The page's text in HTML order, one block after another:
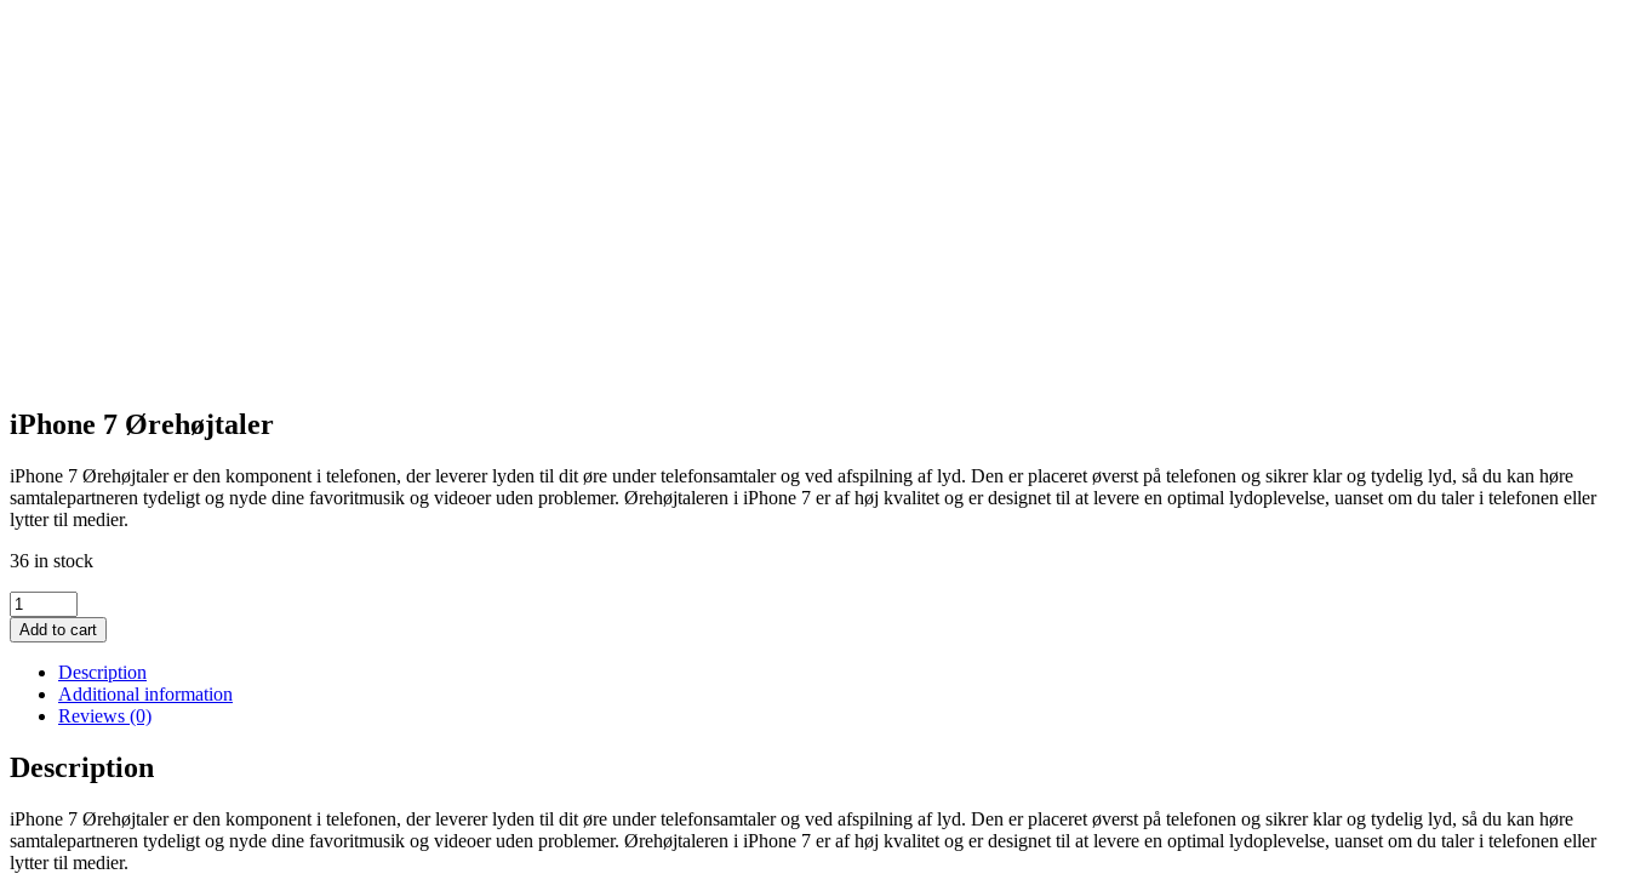
iPhone 7 Ørehøjtaler
iPhone 7 Ørehøjtaler er den komponent i telefonen, der leverer lyden til dit øre under telefonsamtaler og ved afspilning af lyd. Den er placeret øverst på telefonen og sikrer klar og tydelig lyd, så du kan høre
samtalepartneren tydeligt og nyde dine favoritmusik og videoer uden problemer. Ørehøjtaleren i iPhone 7 er af høj kvalitet og er designet til at levere en optimal lydoplevelse, uanset om du taler i telefonen eller
lytter til medier.
36 in stock
iPhone
7
Ørehøjtaler
quantity
Add to cart
Description
Additional information
Reviews (0)
Description
iPhone 7 Ørehøjtaler er den komponent i telefonen, der leverer lyden til dit øre under telefonsamtaler og ved afspilning af lyd. Den er placeret øverst på telefonen og sikrer klar og tydelig lyd, så du kan høre
samtalepartneren tydeligt og nyde dine favoritmusik og videoer uden problemer. Ørehøjtaleren i iPhone 7 er af høj kvalitet og er designet til at levere en optimal lydoplevelse, uanset om du taler i telefonen eller
lytter til medier.